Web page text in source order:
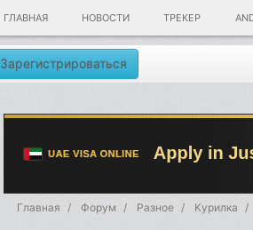
ГЛАВНАЯ НОВОСТИ ТРЕКЕР
Зарегистрироваться
Главная Форум Разное Kурилка